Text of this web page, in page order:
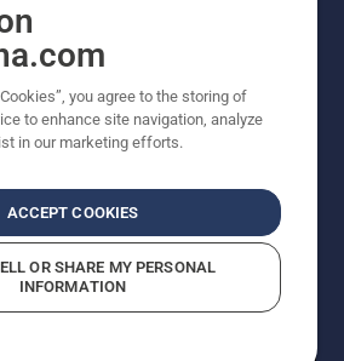
Kaikki oikeudet pidätetään.
Varaamme oikeudet
ja sisältövirheisiin. Sivusto
mahdollisimman ajantasaisena ja
(sis. alv), ellei tuotetta voi ostaa
verkkosivustoltamme.
TietosuojailmoitusTiedot
rikkomuksista ilmoittaminen
you agree to the storing of
to enhance site navigation, analyze
in our marketing efforts.
ACCEPT COOKIES
OR SHARE MY PERSONAL
INFORMATION